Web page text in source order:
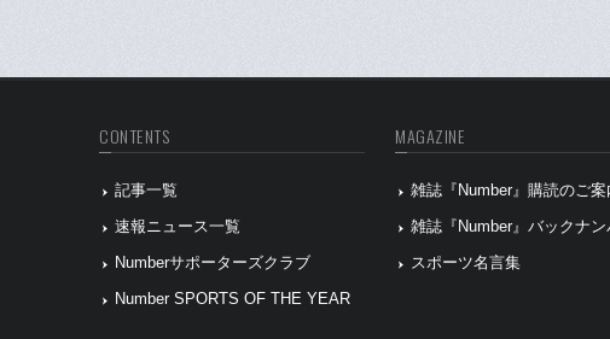
CONTENTS
記事一覧
速報ニュース一覧
Numberサポーターズクラブ
Number SPORTS OF THE YEAR
MAGAZINE
雑誌『Number』購読のご案
雑誌『Number』バックナン
スポーツ名言集